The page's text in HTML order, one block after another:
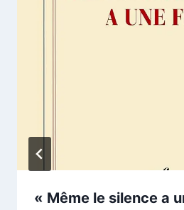
« Même le silence a